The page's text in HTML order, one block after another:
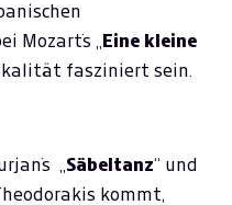
Mozart´s „
Eine kleine
fasziniert sein.
„ Säbeltanz“ und
kommt,